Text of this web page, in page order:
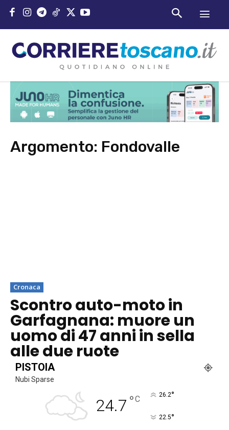
Argomento: Fondovalle
Cronaca
Scontro auto-moto in
Garfagnana: muore un
uomo di 47 anni in sella
alle due ruote
PISTOIA
Nubi Sparse
24.7 °C 26.2°
22.5°